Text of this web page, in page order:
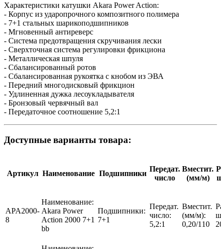
Характеристики катушки Akara Power Action:
- Корпус из ударопрочного композитного полимера
- 7+1 стальных шарикоподшипников
- Мгновенный антиреверс
- Система предотвращения скручивания лески
- Сверхточная система регулировки фрикциона
- Металлическая шпуля
- Сбалансированный ротов
- Сбалансированная рукоятка с кнобом из ЭВА
- Передний многодисковый фрикцион
- Удлиненная дужка лесоукладывателя
- Бронзовый червячный вал
- Передаточное соотношение 5,2:1
Доступные варианты товара:
Артикул Наименование Подшипники
Передат.
число
Вместит.
(мм/м)
APA2000-
8
Наименование:
Akara Power
Action 2000 7+1
bb
Подшипники:
7+1
Передат.
число:
5,2:1
Вместит.
(мм/м):
0,20/110